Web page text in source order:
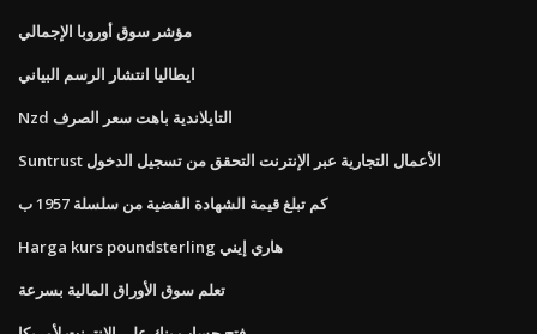
مؤشر سوق أوروبا الإجمالي
ايطاليا انتشار الرسم البياني
Nzd التايلاندية باهت سعر الصرف
Suntrust الأعمال التجارية عبر الإنترنت التحقق من تسجيل الدخول
كم تبلغ قيمة الشهادة الفضية من سلسلة 1957 ب
Harga kurs poundsterling هاري إيني
تعلم سوق الأوراق المالية بسرعة